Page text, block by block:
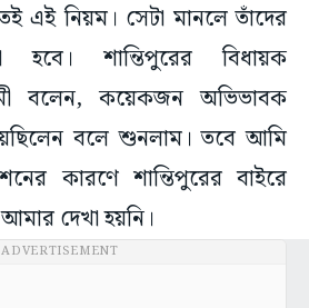
এই নিয়ম। সেটা মানলে তাঁদের
হবে। শান্তিপুরের বিধায়ক
বলেন, কয়েকজন অভিভাবক
বলে শুনলাম। তবে আমি
কারণে শান্তিপুরের বাইরে
দেখা হয়নি।
ADVERTISEMENT